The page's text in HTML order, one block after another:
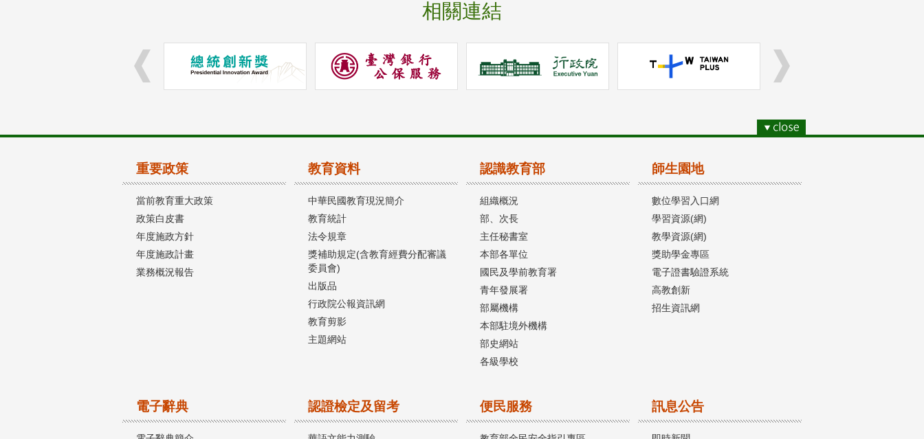
相關連結
重要政策
當前教育重大政策
政策白皮書
年度施政方針
年度施政計畫
業務概況報告
教育資料
中華民國教育現況簡介
教育統計
法令規章
獎補助規定(含教育經費分配審議
委員會)
出版品
行政院公報資訊網
教育剪影
主題網站
認識教育部
組織概況
部、次長
主任秘書室
本部各單位
國民及學前教育署
青年發展署
部屬機構
本部駐境外機構
部史網站
各級學校
師生園地
數位學習入口網
學習資源(網)
教學資源(網)
獎助學金專區
電子證書驗證系統
高教創新
招生資訊網
電子辭典 認證檢定及留考 便民服務 訊息公告